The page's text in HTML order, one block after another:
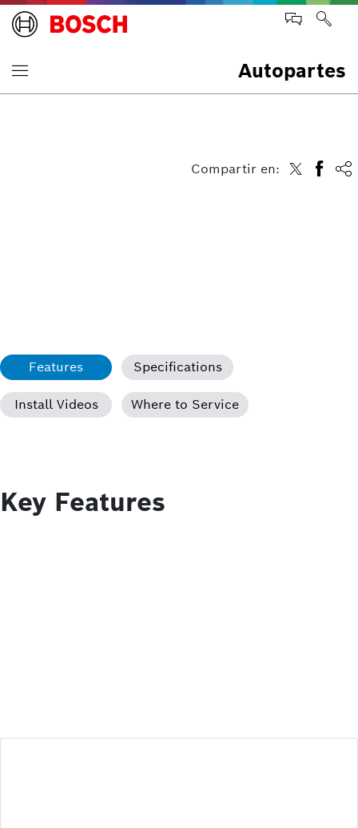
Autopartes
Compartir en:
Features Specifications
Install Videos Where to Service
Key Features